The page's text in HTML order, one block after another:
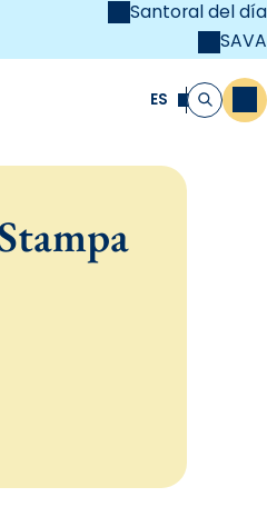
Santoral del día
SAVA
ES Buscar